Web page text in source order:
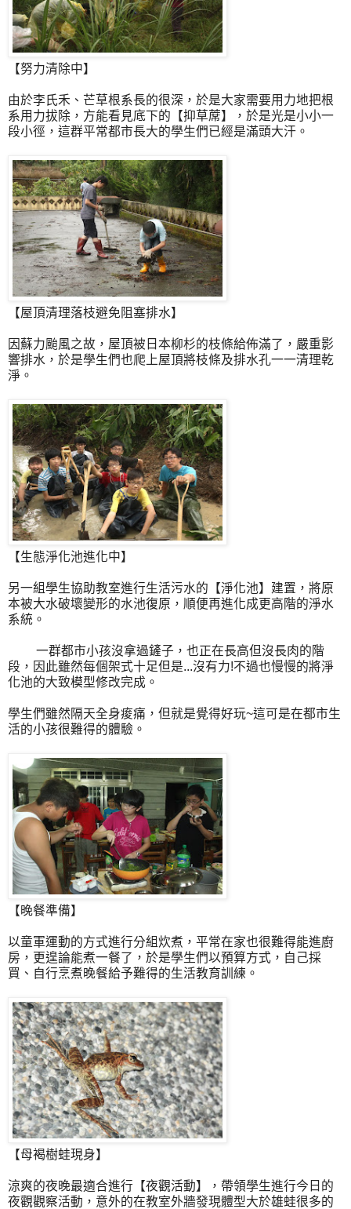
【努力清除中】
由於李氏禾、芒草根系長的很深，於是大家需要用力地把根
系用力拔除，方能看見底下的【抑草蓆】，於是光是小小一
段小徑，這群平常都市長大的學生們已經是滿頭大汗。
【屋頂清理落枝避免阻塞排水】
因蘇力颱風之故，屋頂被日本柳杉的枝條給佈滿了，嚴重影
響排水，於是學生們也爬上屋頂將枝條及排水孔一一清理乾
淨。
【生態淨化池進化中】
另一組學生協助教室進行生活污水的【淨化池】建置，將原
本被大水破壞變形的水池復原，順便再進化成更高階的淨水
系統。
一群都市小孩沒拿過鏟子，也正在長高但沒長肉的階
段，因此雖然每個架式十足但是...沒有力!不過也慢慢的將淨
化池的大致模型修改完成。
學生們雖然隔天全身痠痛，但就是覺得好玩~這可是在都市生
活的小孩很難得的體驗。
【晚餐準備】
以童軍運動的方式進行分組炊煮，平常在家也很難得能進廚
房，更遑論能煮一餐了，於是學生們以預算方式，自己採
買、自行烹煮晚餐給予難得的生活教育訓練。
【母褐樹蛙現身】
涼爽的夜晚最適合進行【夜觀活動】，帶領學生進行今日的
夜觀觀察活動，意外的在教室外牆發現體型大於雄蛙很多的